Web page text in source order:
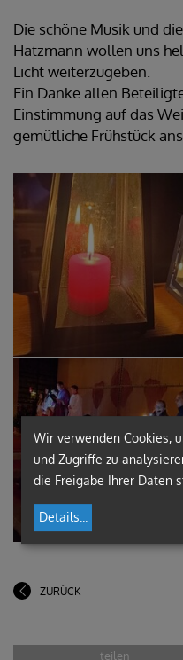
Die schöne Musik und
Hatzmann wollen uns
Licht weiterzugeben.
Ein Danke allen
Einstimmung auf das
gemütliche Frühstück
ZURÜCK
Wir verwenden Cookies,
und Zugriffe zu
die Freigabe Ihrer Daten
Details